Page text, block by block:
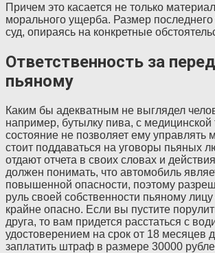
Причем это касается не только
морального ущерба. Размер последнего
суд, опираясь на конкретные
Ответственность за
пьяному
Каким бы адекватным не выглядел
например, бутылку пива, с медицинской
состояние не позволяет ему
стоит поддаваться на уговоры пьяных
отдают отчета в своих словах и
должен понимать, что автомобиль
повышенной опасности, поэтому
руль своей собственности пьяному
крайне опасно. Если вы пустите
друга, то вам придется расстаться с
удостоверением на срок от 18 месяцев
заплатить штраф в размере 30000